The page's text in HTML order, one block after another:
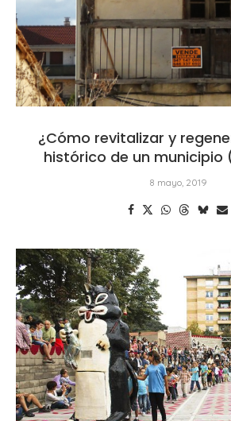
¿Cómo revitalizar y
histórico de un municipio
8 mayo, 2019